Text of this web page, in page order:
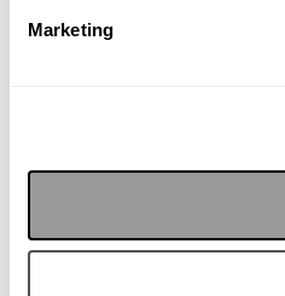
Marketing